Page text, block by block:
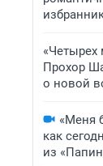
«Четырех
Прохор
о новой
«Меня
как
из